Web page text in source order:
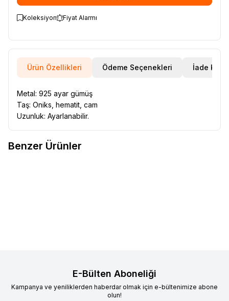
Koleksiyon Fiyat Alarmı
Ürün Özellikleri Ödeme Seçenekleri İade
Metal: 925 ayar gümüş
Taş: Oniks, hematit, cam
Uzunluk: Ayarlanabilir.
Benzer Ürünler
E-Bülten Aboneliği
Kampanya ve yeniliklerden haberdar olmak için e-bültenimize abone
olun!